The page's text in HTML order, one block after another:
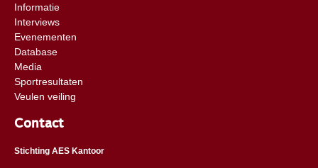
Informatie
Interviews
Evenementen
Database
Media
Sportresultaten
Veulen veiling
Contact
Stichting AES Kantoor